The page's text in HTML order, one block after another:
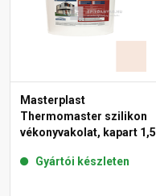
Masterplast
Thermomaster szilikon
vékonyvakolat, kapart 1,5
Gyártói készleten